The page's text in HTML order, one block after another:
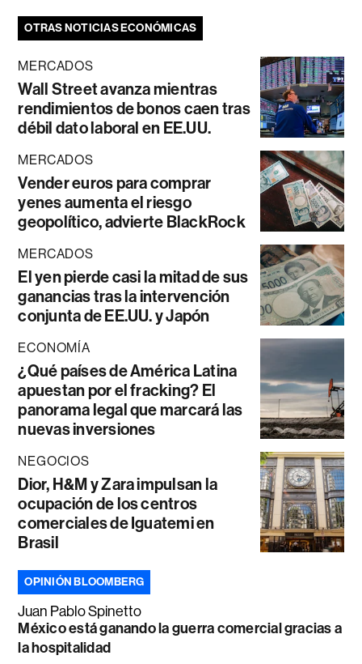
OTRAS NOTICIAS ECONÓMICAS
MERCADOS
Wall Street avanza mientras
rendimientos de bonos caen tras
débil dato laboral en EE.UU.
MERCADOS
Vender euros para comprar
yenes aumenta el riesgo
geopolítico, advierte BlackRock
MERCADOS
El yen pierde casi la mitad de sus
ganancias tras la intervención
conjunta de EE.UU. y Japón
ECONOMÍA
¿Qué países de América Latina
apuestan por el fracking? El
panorama legal que marcará las
nuevas inversiones
NEGOCIOS
Dior, H&M y Zara impulsan la
ocupación de los centros
comerciales de Iguatemi en
Brasil
OPINIÓN BLOOMBERG
Juan Pablo Spinetto
México está ganando la guerra comercial gracias a
la hospitalidad